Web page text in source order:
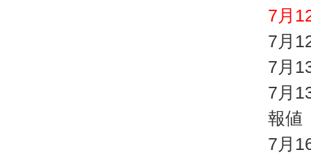
7月
7月
7月
7月
報値
7月